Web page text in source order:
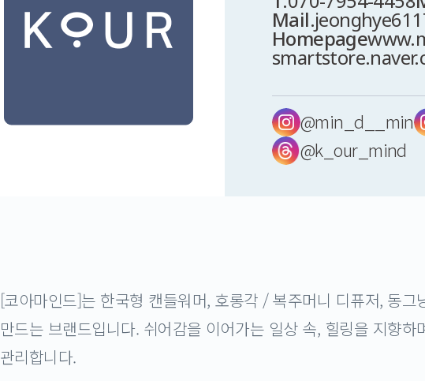
Mail.
Homepage
@min_d__min
@k_our_mind
[코아마인드]는 한국형 캔들워머, 호롱각 / 복주머니 디퓨저, 동
만드는 브랜드입니다. 쉬어감을 이어가는 일상 속, 힐링을 지향
관리합니다.